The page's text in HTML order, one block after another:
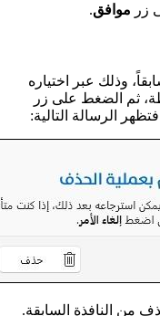
زر موافق.
وذلك عبر اختياره
ثم الضغط على زر
الرسالة التالية:
من النافذة السابقة.